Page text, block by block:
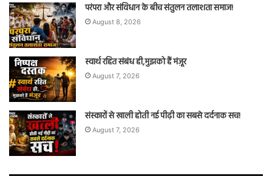
परंपरा और संविधान के बीच संतुलन तलाशता समाज!
August 8, 2026
स्वार्थ रहित संबंध ही,मुझको हैं मंज़ूर
August 7, 2026
संस्कारों से खाली होती नई पीढ़ी का सबसे दर्दनाक सच!
August 7, 2026